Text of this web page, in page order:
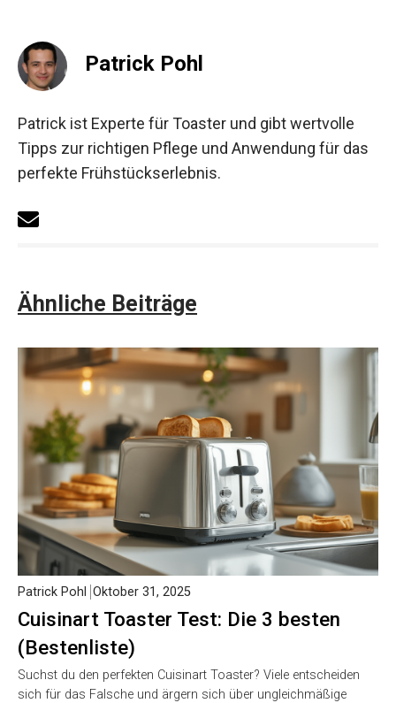
Patrick Pohl
Patrick ist Experte für Toaster und gibt wertvolle
Tipps zur richtigen Pflege und Anwendung für das
perfekte Frühstückserlebnis.
Ähnliche Beiträge
Cuisinart Toaster Test: Die 3 besten
(Bestenliste)
Patrick Pohl Oktober 31, 2025
Suchst du den perfekten Cuisinart Toaster? Viele entscheiden
sich für das Falsche und ärgern sich über ungleichmäßige